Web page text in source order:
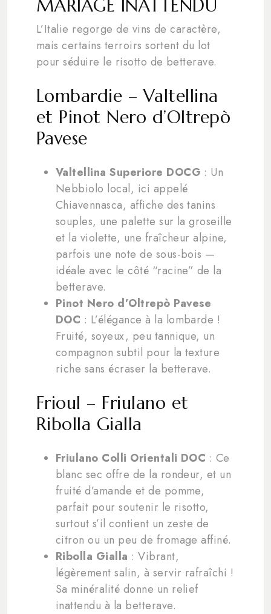
MARIAGE INATTENDU
L’Italie regorge de vins de caractère,
mais certains terroirs sortent du lot
pour séduire le risotto de betterave.
Lombardie – Valtellina
et Pinot Nero d’Oltrepò
Pavese
Valtellina Superiore DOCG : Un
Nebbiolo local, ici appelé
Chiavennasca, affiche des tanins
souples, une palette sur la groseille
et la violette, une fraîcheur alpine,
parfois une note de sous-bois —
idéale avec le côté “racine” de la
betterave.
Pinot Nero d’Oltrepò Pavese
DOC : L’élégance à la lombarde !
Fruité, soyeux, peu tannique, un
compagnon subtil pour la texture
riche sans écraser la betterave.
Frioul – Friulano et
Ribolla Gialla
Friulano Colli Orientali DOC : Ce
blanc sec offre de la rondeur, et un
fruité d’amande et de pomme,
parfait pour soutenir le risotto,
surtout s’il contient un zeste de
citron ou un peu de fromage affiné.
Ribolla Gialla : Vibrant,
légèrement salin, à servir rafraîchi !
Sa minéralité donne un relief
inattendu à la betterave.